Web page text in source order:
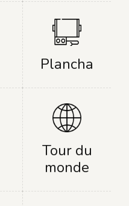
Plancha
Tour du
monde